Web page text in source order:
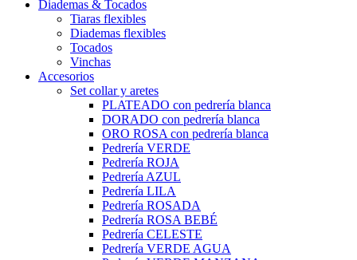
Diademas & Tocados
Tiaras flexibles
Diademas flexibles
Tocados
Vinchas
Accesorios
Set collar y aretes
PLATEADO con pedrería blanca
DORADO con pedrería blanca
ORO ROSA con pedrería blanca
Pedrería VERDE
Pedrería ROJA
Pedrería AZUL
Pedrería LILA
Pedrería ROSADA
Pedrería ROSA BEBÉ
Pedrería CELESTE
Pedrería VERDE AGUA